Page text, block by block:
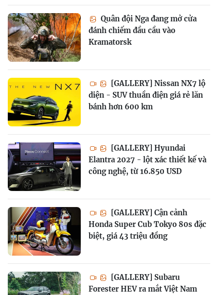
Quân đội Nga đang mở cửa
đánh chiếm đầu cầu vào
Kramatorsk
[GALLERY] Nissan NX7 lộ
diện - SUV thuần điện giá rẻ lăn
bánh hơn 600 km
[GALLERY] Hyundai
Elantra 2027 - lột xác thiết kế và
công nghệ, từ 16.850 USD
[GALLERY] Cận cảnh
Honda Super Cub Tokyo 80s đặc
biệt, giá 43 triệu đồng
[GALLERY] Subaru
Forester HEV ra mắt Việt Nam